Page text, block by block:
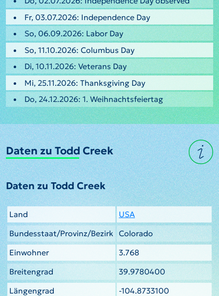
Fr, 03.07.2026: Independence Day
So, 06.09.2026: Labor Day
So, 11.10.2026: Columbus Day
Di, 10.11.2026: Veterans Day
Mi, 25.11.2026: Thanksgiving Day
Do, 24.12.2026: 1. Weihnachtsfeiertag
Daten zu Todd Creek
Daten zu Todd Creek
Land
USA
Bundesstaat/Provinz/Bezirk Colorado
Einwohner
3.768
Breitengrad
39.9780400
Längengrad
-104.8733100